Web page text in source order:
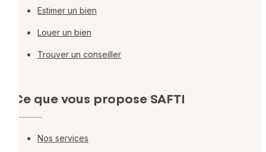
Estimer un bien
Louer un bien
Trouver un conseiller
Ce que vous propose SAFTI
Nos services